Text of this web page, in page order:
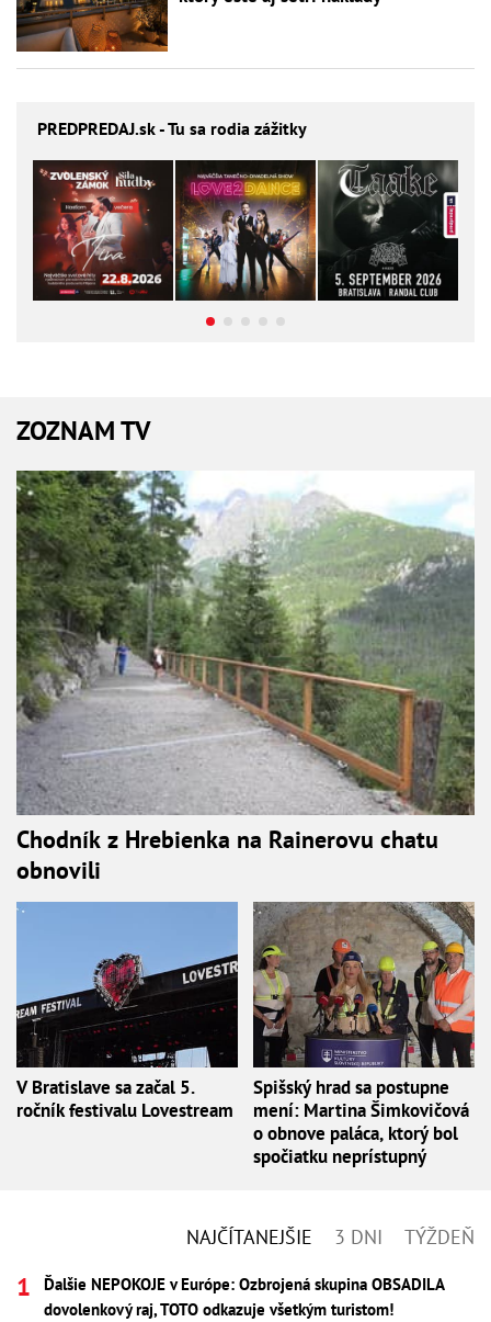
PREDPREDAJ.sk - Tu sa rodia zážitky
ZOZNAM TV
Chodník z Hrebienka na Rainerovu chatu
obnovili
V Bratislave sa začal 5.
ročník festivalu Lovestream
Spišský hrad sa postupne
mení: Martina Šimkovičová
o obnove paláca, ktorý bol
spočiatku neprístupný
NAJČÍTANEJŠIE 3 DNI TÝŽDEŇ
Ďalšie NEPOKOJE v Európe: Ozbrojená skupina OBSADILA
dovolenkový raj, TOTO odkazuje všetkým turistom!